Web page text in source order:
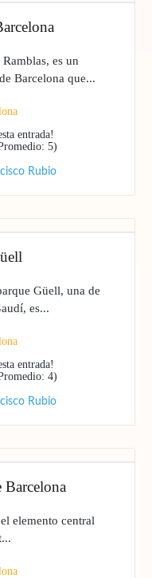
es un
Barcelona que...
entrada!
5)
Rubio
Güell, una de
es...
entrada!
4)
Rubio
elemento central